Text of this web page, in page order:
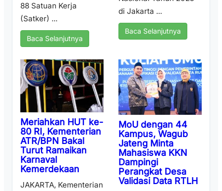
88 Satuan Kerja
(Satker) ...
Baca Selanjutnya
di Jakarta ...
Baca Selanjutnya
Meriahkan HUT ke-
80 RI, Kementerian
ATR/BPN Bakal
Turut Ramaikan
Karnaval
Kemerdekaan
JAKARTA, Kementerian
MoU dengan 44
Kampus, Wagub
Jateng Minta
Mahasiswa KKN
Dampingi
Perangkat Desa
Validasi Data RTLH